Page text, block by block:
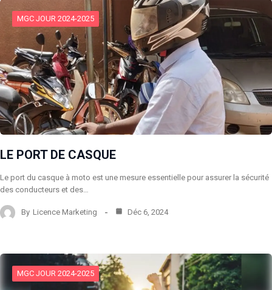
MGC JOUR 2024-2025
LE PORT DE CASQUE
Le port du casque à moto est une mesure essentielle pour assurer la sécurité
des conducteurs et des…
By Licence Marketing Déc 6, 2024
MGC JOUR 2024-2025